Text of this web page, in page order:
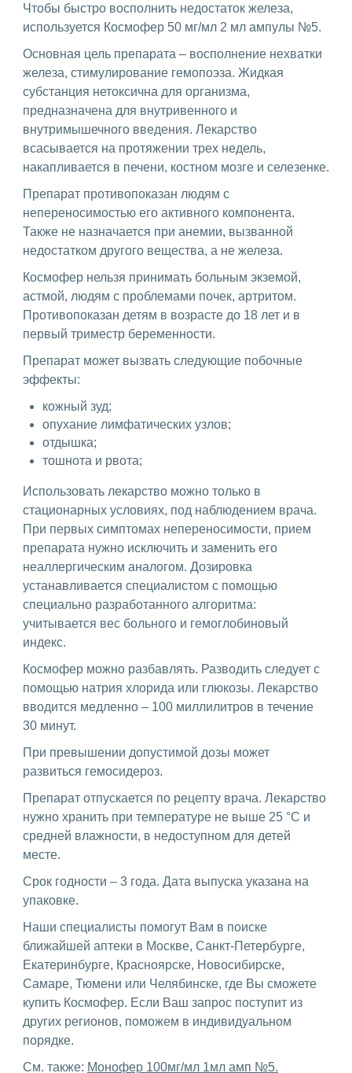
Чтобы быстро восполнить недостаток железа,
используется Космофер 50 мг/мл 2 мл ампулы №5.
Основная цель препарата – восполнение нехватки
железа, стимулирование гемопоэза. Жидкая
субстанция нетоксична для организма,
предназначена для внутривенного и
внутримышечного введения. Лекарство
всасывается на протяжении трех недель,
накапливается в печени, костном мозге и селезенке.
Препарат противопоказан людям с
непереносимостью его активного компонента.
Также не назначается при анемии, вызванной
недостатком другого вещества, а не железа.
Космофер нельзя принимать больным экземой,
астмой, людям с проблемами почек, артритом.
Противопоказан детям в возрасте до 18 лет и в
первый триместр беременности.
Препарат может вызвать следующие побочные
эффекты:
кожный зуд;
опухание лимфатических узлов;
отдышка;
тошнота и рвота;
Использовать лекарство можно только в
стационарных условиях, под наблюдением врача.
При первых симптомах непереносимости, прием
препарата нужно исключить и заменить его
неаллергическим аналогом. Дозировка
устанавливается специалистом с помощью
специально разработанного алгоритма:
учитывается вес больного и гемоглобиновый
индекс.
Космофер можно разбавлять. Разводить следует с
помощью натрия хлорида или глюкозы. Лекарство
вводится медленно – 100 миллилитров в течение
30 минут.
При превышении допустимой дозы может
развиться гемосидероз.
Препарат отпускается по рецепту врача. Лекарство
нужно хранить при температуре не выше 25 °C и
средней влажности, в недоступном для детей
месте.
Срок годности – 3 года. Дата выпуска указана на
упаковке.
Наши специалисты помогут Вам в поиске
ближайшей аптеки в Москве, Санкт-Петербурге,
Екатеринбурге, Красноярске, Новосибирске,
Самаре, Тюмени или Челябинске, где Вы сможете
купить Космофер. Если Ваш запрос поступит из
других регионов, поможем в индивидуальном
порядке.
См. также: Монофер 100мг/мл 1мл амп №5.